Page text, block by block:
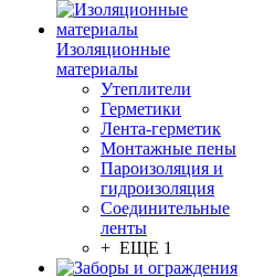
Изоляционные
материалы
Утеплители
Герметики
Лента-герметик
Монтажные пены
Пароизоляция и
гидроизоляция
Соединительные
ленты
+ ЕЩЕ 1